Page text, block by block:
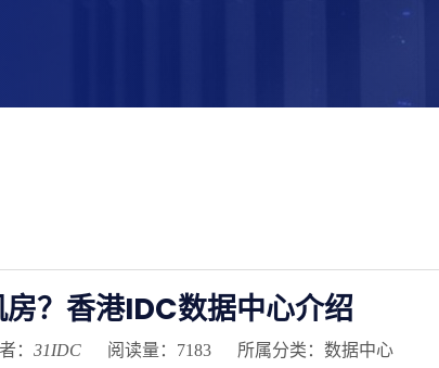
？香港IDC数据中心介绍
： 31IDC 阅读量：7183 所属分类：数据中心